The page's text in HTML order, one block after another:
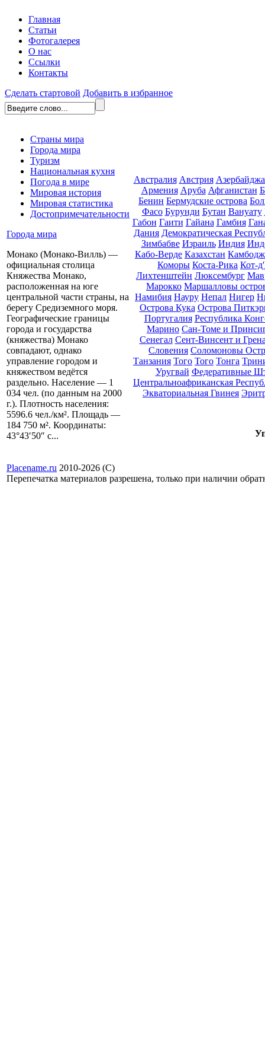
Главная
Статьи
Фотогалерея
О нас
Ссылки
Контакты
Сделать стартовой Добавить в избранное
Страны мира
Города мира
Туризм
Национальная кухня
Погода в мире
Мировая история
Мировая статистика
Достопримечательности
Города мира
Монако (Монако-Вилль) —
официальная столица
Княжества Монако,
расположенная на юге
центральной части страны, на
берегу Средиземного моря.
Географические границы
города и государства
(княжества) Монако
совпадают, однако
управление городом и
княжеством ведётся
раздельно. Население — 1
034 чел. (по данным на 2000
г.). Плотность населения:
5596.6 чел./км². Площадь —
184 750 м². Координаты:
43°43′50″ с...
Австралия Австрия
Армения Аруба Афганистан
Бенин Бермудские острова
Фасо Бурунди Бутан Вануату
Габон Гаити Гайана Гамбия
Дания Демократическая
Зимбабве Израиль Индия
Кабо-Верде Казахстан
Коморы Коста-Рика Кот-
Лихтенштейн Люксембург
Марокко Маршалловы
Намибия Науру Непал Нигер
Острова Кука Острова
Португалия Республика
Марино Сан-Томе и
Сенегал Сент-Винсент и
Словения Соломоновы
Танзания Того Того Тонга
Уругвай Федеративные
Центральноафриканская
Экваториальная Гвинея
Placename.ru 2010-2026 (С)
Перепечатка материалов разрешена, только при наличии